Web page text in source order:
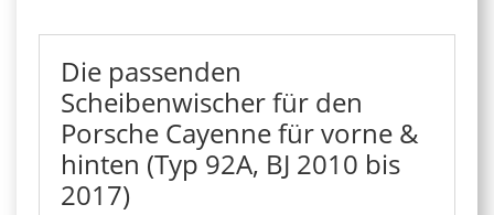
Die passenden
Scheibenwischer für den
Porsche Cayenne für vorne &
hinten (Typ 92A, BJ 2010 bis
2017)